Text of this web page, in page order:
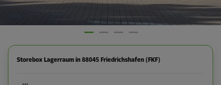
Storebox Lagerraum in 88045 Friedrichshafen (FKF)